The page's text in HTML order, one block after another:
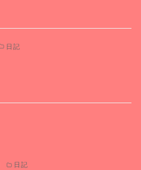
日記
日記